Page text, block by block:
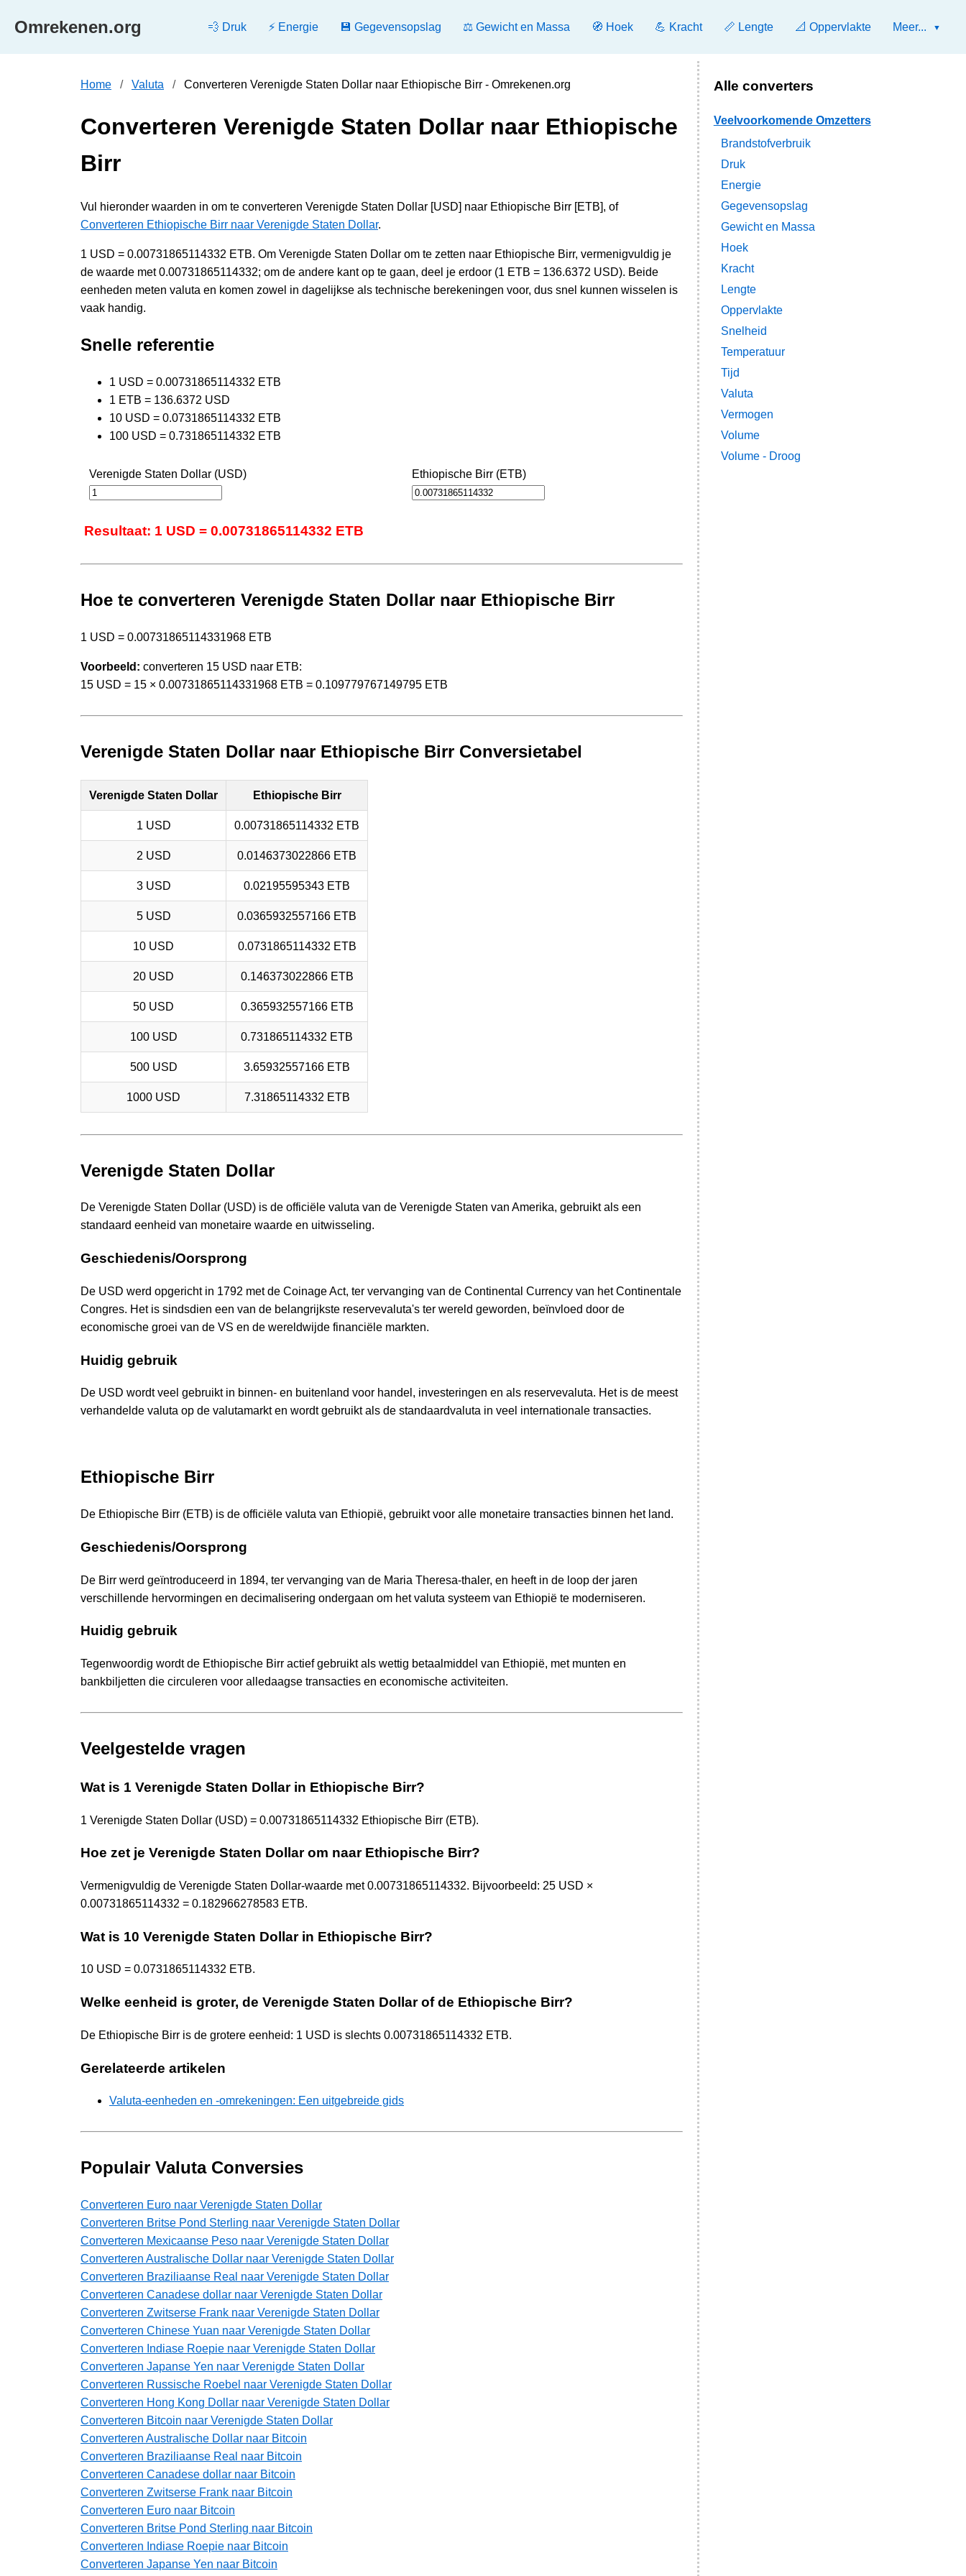
Omrekenen.org 💨 Druk ⚡ Energie 💾 Gegevensopslag ⚖️ Gewicht en Massa 🧭 Hoek 💪 Kracht 📏 Lengte 📐 Oppervlakte Meer...
Home Valuta Converteren Verenigde Staten Dollar naar Ethiopische Birr - Omrekenen.org
Converteren Verenigde Staten Dollar naar Ethiopische
Birr
Vul hieronder waarden in om te converteren Verenigde Staten Dollar [USD] naar Ethiopische Birr [ETB], of
Converteren Ethiopische Birr naar Verenigde Staten Dollar.
1 USD = 0.00731865114332 ETB. Om Verenigde Staten Dollar om te zetten naar Ethiopische Birr, vermenigvuldig je
de waarde met 0.00731865114332; om de andere kant op te gaan, deel je erdoor (1 ETB = 136.6372 USD). Beide
eenheden meten valuta en komen zowel in dagelijkse als technische berekeningen voor, dus snel kunnen wisselen is
vaak handig.
Snelle referentie
1 USD = 0.00731865114332 ETB
1 ETB = 136.6372 USD
10 USD = 0.0731865114332 ETB
100 USD = 0.731865114332 ETB
Verenigde Staten Dollar (USD) Ethiopische Birr (ETB)
Resultaat: 1 USD = 0.00731865114332 ETB
Hoe te converteren Verenigde Staten Dollar naar Ethiopische Birr
1 USD = 0.00731865114331968 ETB
Voorbeeld: converteren 15 USD naar ETB:
15 USD = 15 × 0.00731865114331968 ETB = 0.109779767149795 ETB
Verenigde Staten Dollar naar Ethiopische Birr Conversietabel
Verenigde Staten Dollar Ethiopische Birr
1 USD 0.00731865114332 ETB
2 USD 0.0146373022866 ETB
3 USD 0.02195595343 ETB
5 USD 0.0365932557166 ETB
10 USD 0.0731865114332 ETB
20 USD 0.146373022866 ETB
50 USD 0.365932557166 ETB
100 USD 0.731865114332 ETB
500 USD 3.65932557166 ETB
1000 USD 7.31865114332 ETB
Verenigde Staten Dollar
De Verenigde Staten Dollar (USD) is de officiële valuta van de Verenigde Staten van Amerika, gebruikt als een
standaard eenheid van monetaire waarde en uitwisseling.
Geschiedenis/Oorsprong
De USD werd opgericht in 1792 met de Coinage Act, ter vervanging van de Continental Currency van het Continentale
Congres. Het is sindsdien een van de belangrijkste reservevaluta's ter wereld geworden, beïnvloed door de
economische groei van de VS en de wereldwijde financiële markten.
Huidig gebruik
De USD wordt veel gebruikt in binnen- en buitenland voor handel, investeringen en als reservevaluta. Het is de meest
verhandelde valuta op de valutamarkt en wordt gebruikt als de standaardvaluta in veel internationale transacties.
Ethiopische Birr
De Ethiopische Birr (ETB) is de officiële valuta van Ethiopië, gebruikt voor alle monetaire transacties binnen het land.
Geschiedenis/Oorsprong
De Birr werd geïntroduceerd in 1894, ter vervanging van de Maria Theresa-thaler, en heeft in de loop der jaren
verschillende hervormingen en decimalisering ondergaan om het valuta systeem van Ethiopië te moderniseren.
Huidig gebruik
Tegenwoordig wordt de Ethiopische Birr actief gebruikt als wettig betaalmiddel van Ethiopië, met munten en
bankbiljetten die circuleren voor alledaagse transacties en economische activiteiten.
Veelgestelde vragen
Wat is 1 Verenigde Staten Dollar in Ethiopische Birr?
1 Verenigde Staten Dollar (USD) = 0.00731865114332 Ethiopische Birr (ETB).
Hoe zet je Verenigde Staten Dollar om naar Ethiopische Birr?
Vermenigvuldig de Verenigde Staten Dollar-waarde met 0.00731865114332. Bijvoorbeeld: 25 USD ×
0.00731865114332 = 0.182966278583 ETB.
Wat is 10 Verenigde Staten Dollar in Ethiopische Birr?
10 USD = 0.0731865114332 ETB.
Welke eenheid is groter, de Verenigde Staten Dollar of de Ethiopische Birr?
De Ethiopische Birr is de grotere eenheid: 1 USD is slechts 0.00731865114332 ETB.
Gerelateerde artikelen
Valuta-eenheden en -omrekeningen: Een uitgebreide gids
Populair Valuta Conversies
Converteren Euro naar Verenigde Staten Dollar
Converteren Britse Pond Sterling naar Verenigde Staten Dollar
Converteren Mexicaanse Peso naar Verenigde Staten Dollar
Converteren Australische Dollar naar Verenigde Staten Dollar
Converteren Braziliaanse Real naar Verenigde Staten Dollar
Converteren Canadese dollar naar Verenigde Staten Dollar
Converteren Zwitserse Frank naar Verenigde Staten Dollar
Converteren Chinese Yuan naar Verenigde Staten Dollar
Converteren Indiase Roepie naar Verenigde Staten Dollar
Converteren Japanse Yen naar Verenigde Staten Dollar
Converteren Russische Roebel naar Verenigde Staten Dollar
Converteren Hong Kong Dollar naar Verenigde Staten Dollar
Converteren Bitcoin naar Verenigde Staten Dollar
Converteren Australische Dollar naar Bitcoin
Converteren Braziliaanse Real naar Bitcoin
Converteren Canadese dollar naar Bitcoin
Converteren Zwitserse Frank naar Bitcoin
Converteren Euro naar Bitcoin
Converteren Britse Pond Sterling naar Bitcoin
Converteren Indiase Roepie naar Bitcoin
Converteren Japanse Yen naar Bitcoin
Alle converters
Veelvoorkomende Omzetters
Brandstofverbruik
Druk
Energie
Gegevensopslag
Gewicht en Massa
Hoek
Kracht
Lengte
Oppervlakte
Snelheid
Temperatuur
Tijd
Valuta
Vermogen
Volume
Volume - Droog